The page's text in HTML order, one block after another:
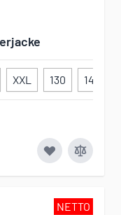
XXL 130 140
NETTO